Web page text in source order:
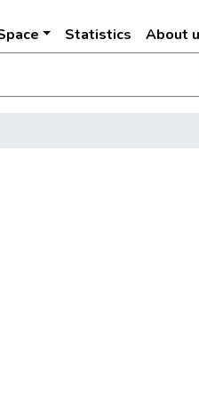
Statistics About